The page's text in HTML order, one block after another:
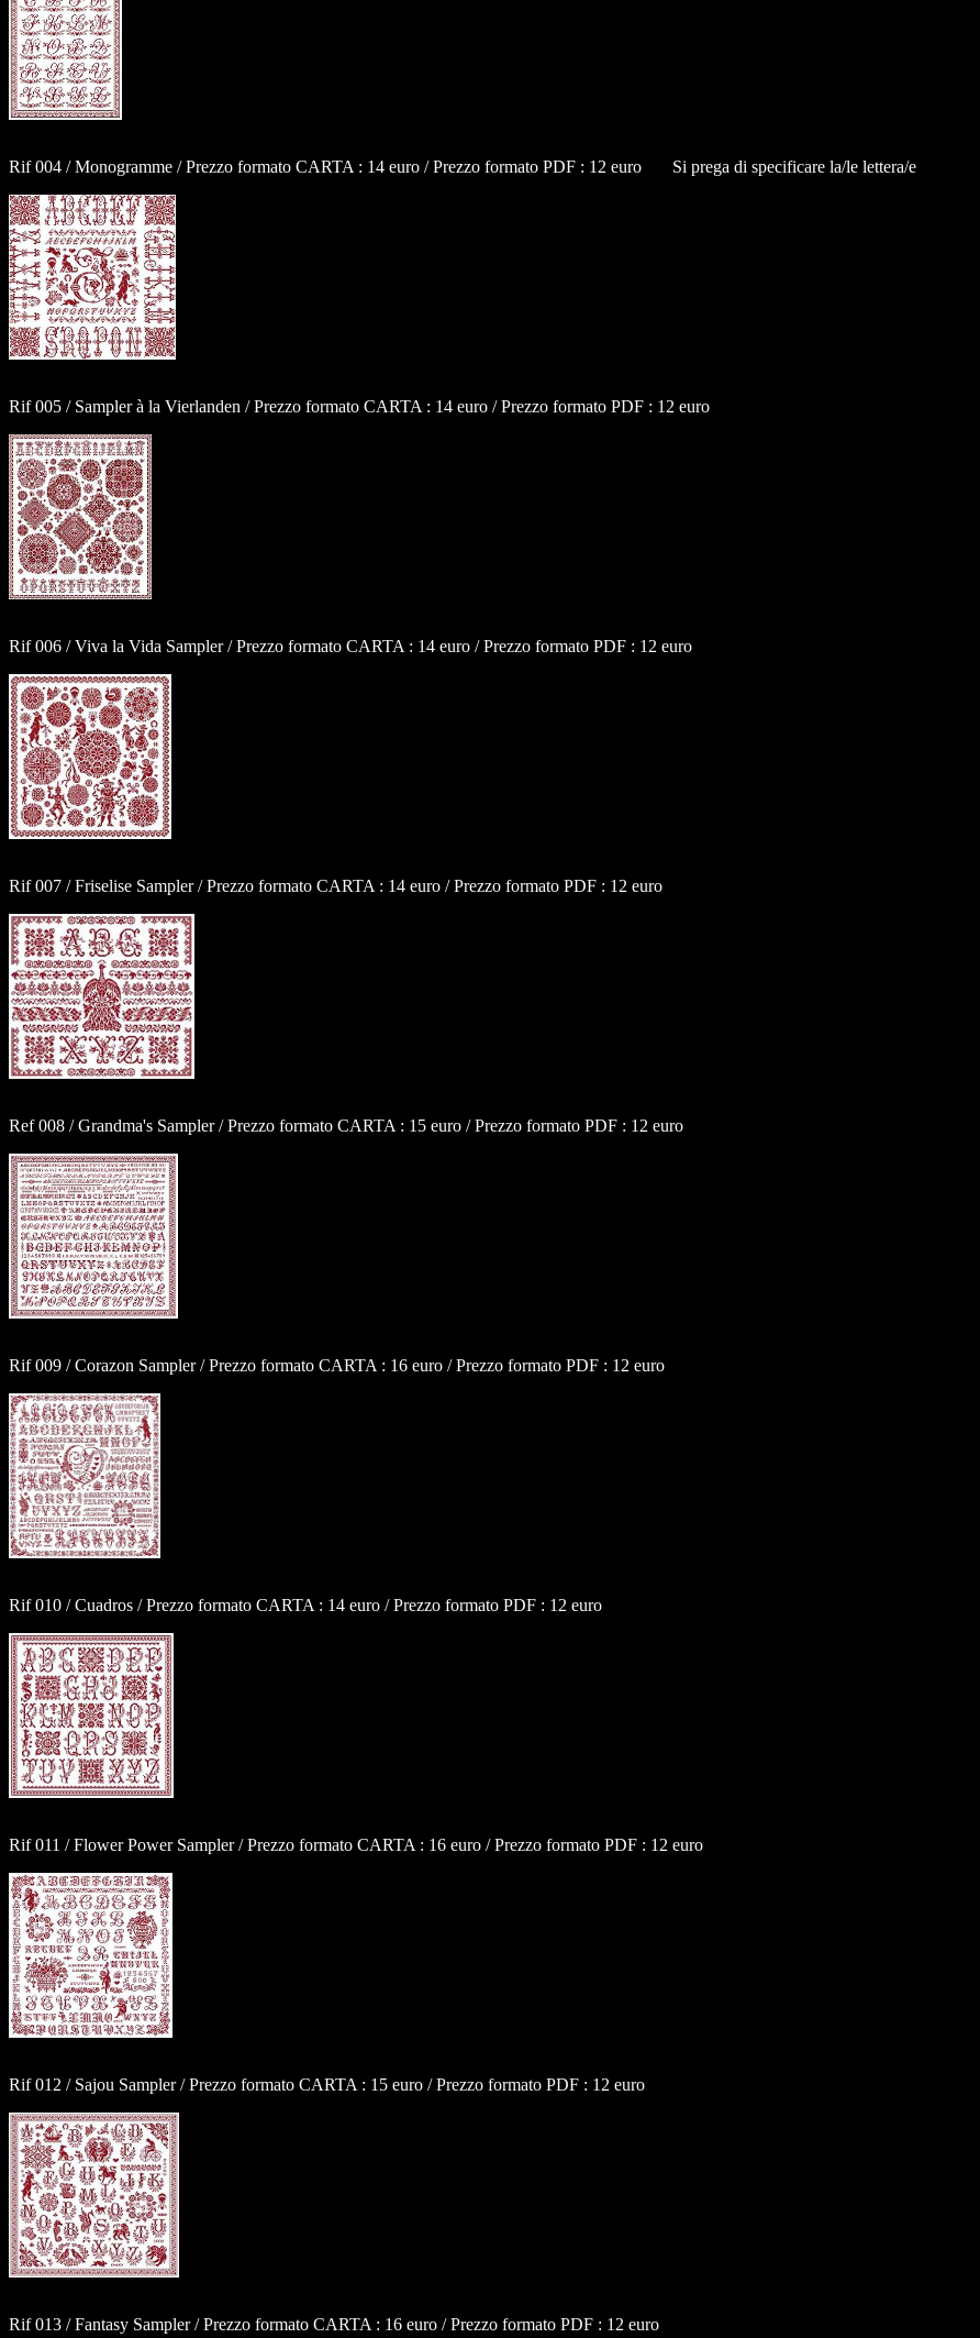
Rif 004 / Monogramme / Prezzo formato CARTA : 14 euro / Prezzo formato PDF : 12 euro Si prega di specificare la/le lettera/e
Rif 005 / Sampler à la Vierlanden / Prezzo formato CARTA : 14 euro / Prezzo formato PDF : 12 euro
Rif 006 / Viva la Vida Sampler / Prezzo formato CARTA : 14 euro / Prezzo formato PDF : 12 euro
Rif 007 / Friselise Sampler / Prezzo formato CARTA : 14 euro / Prezzo formato PDF : 12 euro
Ref 008 / Grandma's Sampler / Prezzo formato CARTA : 15 euro / Prezzo formato PDF : 12 euro
Rif 009 / Corazon Sampler / Prezzo formato CARTA : 16 euro / Prezzo formato PDF : 12 euro
Rif 010 / Cuadros / Prezzo formato CARTA : 14 euro / Prezzo formato PDF : 12 euro
Rif 011 / Flower Power Sampler / Prezzo formato CARTA : 16 euro / Prezzo formato PDF : 12 euro
Rif 012 / Sajou Sampler / Prezzo formato CARTA : 15 euro / Prezzo formato PDF : 12 euro
Rif 013 / Fantasy Sampler / Prezzo formato CARTA : 16 euro / Prezzo formato PDF : 12 euro